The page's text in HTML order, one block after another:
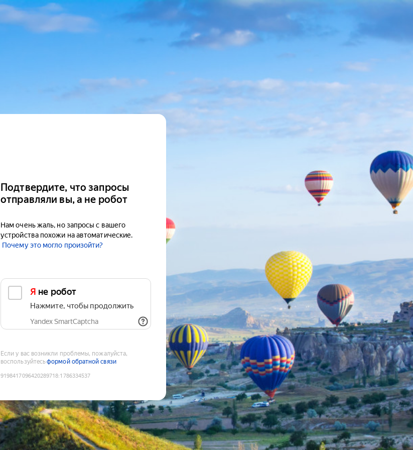
Подтвердите, что запросы
отправляли вы, а не робот
Нам очень жаль, но запросы с вашего
устройства похожи на автоматические.
Почему это могло произойти?
Я не робот
Нажмите, чтобы продолжить
Yandex SmartCaptcha
Если у вас возникли проблемы, пожалуйста,
воспользуйтесьформой обратной связи
9198417096420289718:1786334537